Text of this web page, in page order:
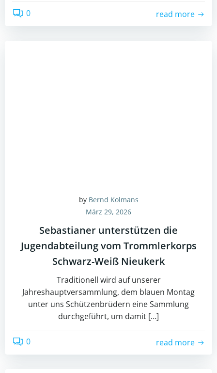
0 read more
by Bernd Kolmans
März 29, 2026
Sebastianer unterstützen die
Jugendabteilung vom Trommlerkorps
Schwarz-Weiß Nieukerk
Traditionell wird auf unserer
Jahreshauptversammlung, dem blauen Montag
unter uns Schützenbrüdern eine Sammlung
durchgeführt, um damit […]
0 read more